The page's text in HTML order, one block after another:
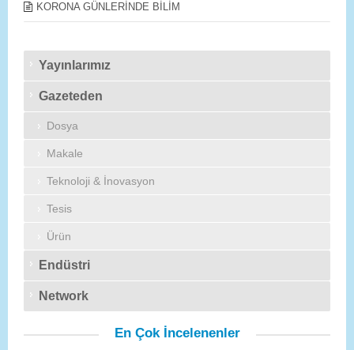
KORONA GÜNLERİNDE BİLİM
Yayınlarımız
Gazeteden
Dosya
Makale
Teknoloji & İnovasyon
Tesis
Ürün
Endüstri
Network
En Çok İncelenenler